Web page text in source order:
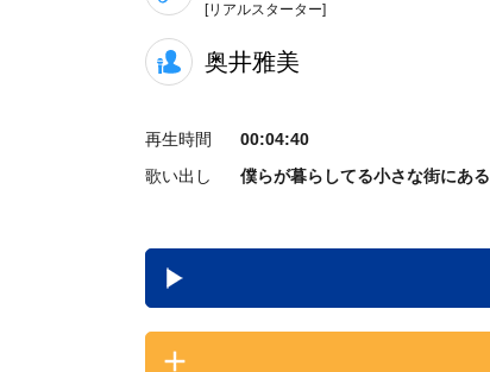
[リアルスターター]
奥井雅美
再生時間
00:04:40
歌い出し
僕らが暮らしてる小さな街にある